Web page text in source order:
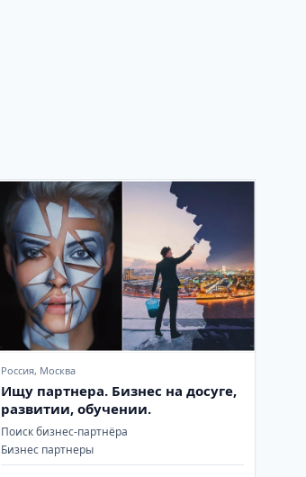
Россия, Москва
Ищу партнера. Бизнес на досуге,
развитии, обучении.
Поиск бизнес-партнёра
Бизнес партнеры